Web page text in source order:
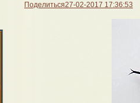
Поделиться27-02-2017 17:36:53